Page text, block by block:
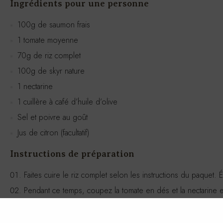
Ingrédients pour une personne
100g de saumon frais
1 tomate moyenne
70g de riz complet
100g de skyr nature
1 nectarine
1 cuillère à café d’huile d’olive
Sel et poivre au goût
Jus de citron (facultatif)
Instructions de préparation
Faites cuire le riz complet selon les instructions du paquet.
Pendant ce temps, coupez la tomate en dés et la nectarine